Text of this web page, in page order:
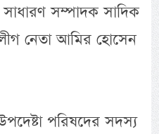
সম্পাদক সাদিক
নেতা আমির হোসেন
পরিষদের সদস্য